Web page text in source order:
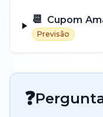
📆 Cupom
Previsão
❓